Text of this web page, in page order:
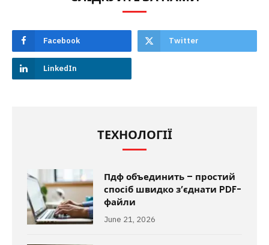
Facebook Twitter
LinkedIn
ТЕХНОЛОГІЇ
Пдф объединить – простий
спосіб швидко з’єднати PDF-
файли
June 21, 2026